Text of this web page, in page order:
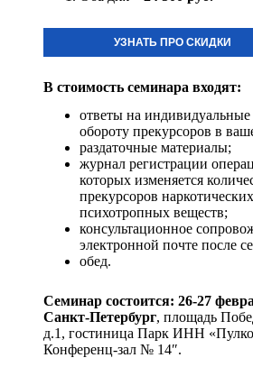
УЗНАТЬ ПРО СКИДКИ
В стоимость семинара входят:
ответы на
обороту прекурсоров в
раздаточные материалы;
журнал регистрации
которых изменяется
прекурсоров
психотропных веществ;
консультационное
электронной почте после
обед.
Семинар состоится: 26-27
Санкт-Петербург, площадь
д.1, гостиница Парк ИНН
Конференц-зал № 14″.